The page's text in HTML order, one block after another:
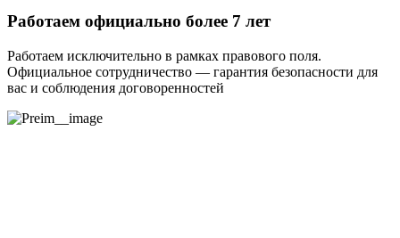
Работаем официально более 7 лет
Работаем исключительно в рамках правового поля.
Официальное сотрудничество — гарантия безопасности для
вас и соблюдения договоренностей